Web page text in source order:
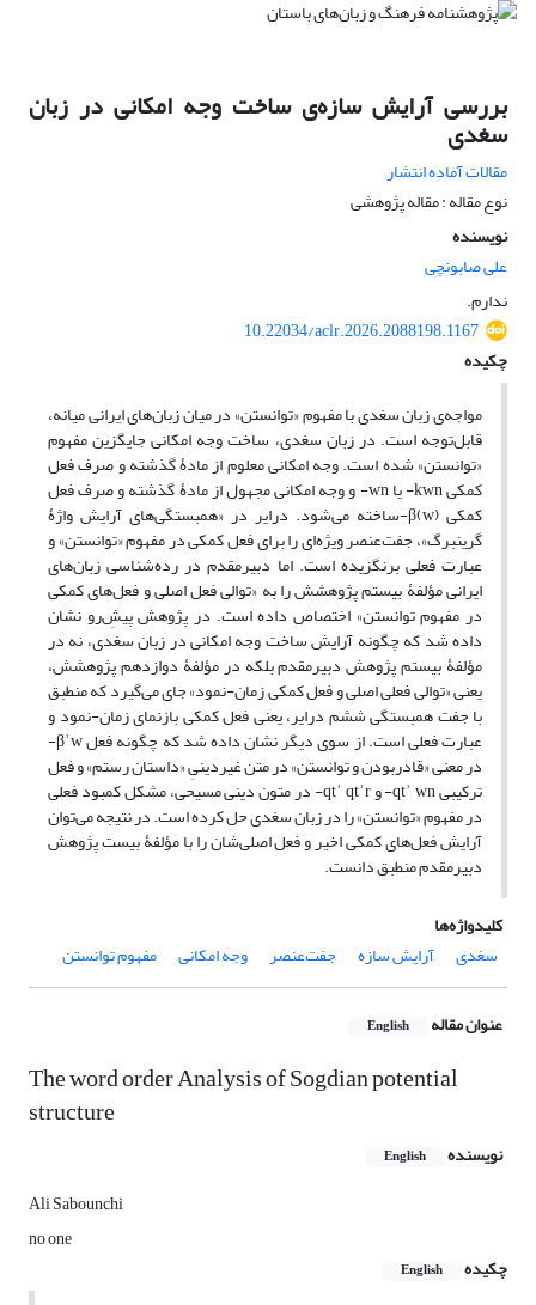
بررسی آرایش سازه‌ی ساخت وجه امکانی در زبان
سغدی
مقالات آماده انتشار
نوع مقاله : مقاله پژوهشی
نویسنده
علی صابونچی
ندارم.
10.22034/aclr.2026.2088198.1167
چکیده
مواجه‌ی زبان سغدی با مفهوم «توانستن» در میان زبان‌های ایرانی میانه،
قابل‌توجه است. در زبان سغدی، ساخت وجه امکانی جایگزین مفهوم
«توانستن» شده است. وجه امکانی معلوم از مادۀ گذشته و صرف فعل
کمکی kwn- یا wn- و وجه امکانی مجهول از ماد‌ۀ گذشته و صرف فعل
کمکی β(w)-ساخته می‌شود. درایر در «همبستگی‌های آرایش واژۀ
گرینبرگ»، جفت‌عنصر ویژه‌ای را برای فعل کمکی در مفهوم «توانستن» و
عبارت فعلی برنگزیده است. اما دبیرمقدم در رده‌شناسی زبان‌های
ایرانی مؤلفۀ بیستم پژوهشش را به «توالی فعل اصلی و فعل‌های کمکی
در مفهوم توانستن» اختصاص داده است. در پژوهش پیش‌ِرو نشان
داده شد که چگونه آرایش ساخت وجه امکانی در زبان سغدی، نه در
مؤلفۀ بیستم پژوهش دبیرمقدم بلکه در مؤلفۀ دوازدهم پژوهشش،
یعنی «توالی فعلی اصلی و فعل کمکی زمان‌-‌‌نمود» جای می‌گیرد که منطبق
با جفت همبستگی ششم درایر، یعنی فعل کمکی بازنمای زمان‌‌-نمود و
عبارت فعلی است. از سوی دیگر نشان داده شد که چگونه فعل βʾw-
در معنی «قادربودن و توانستن» در متن غیردینیِ «داستان رستم» و فعل
ترکیبی qtʾ wn- و qtʾ qtʾr- در متون دینی مسیحی، مشکل کمبود فعلی
در مفهوم «توانستن» را در زبان سغدی حل کرده است. در نتیجه می‌توان
آرایش فعل‌های کمکی اخیر و فعل اصلی‌شان را با مؤلفۀ بیست پژوهش
دبیرمقدم منطبق دانست.
کلیدواژه‌ها
سغدی
آرایش سازه‌ جفت‌عنصر وجه امکانی مفهوم توانستن
عنوان مقاله English
The word order Analysis of Sogdian potential
structure
نویسنده English
Ali Sabounchi
no one
چکیده
English